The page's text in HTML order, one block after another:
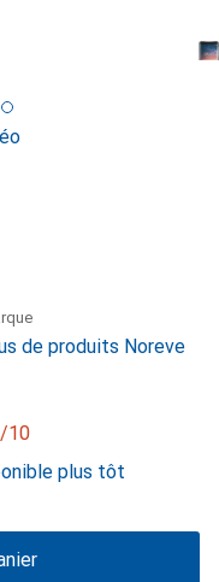
de produits Noreve
10
plus tôt